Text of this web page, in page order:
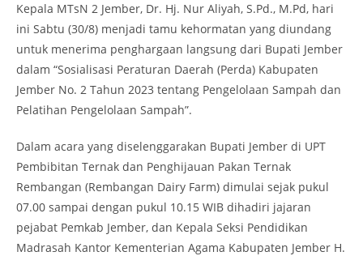
Kepala MTsN 2 Jember, Dr. Hj. Nur Aliyah, S.Pd., M.Pd, hari
ini Sabtu (30/8) menjadi tamu kehormatan yang diundang
untuk menerima penghargaan langsung dari Bupati Jember
dalam “Sosialisasi Peraturan Daerah (Perda) Kabupaten
Jember No. 2 Tahun 2023 tentang Pengelolaan Sampah dan
Pelatihan Pengelolaan Sampah”.
Dalam acara yang diselenggarakan Bupati Jember di UPT
Pembibitan Ternak dan Penghijauan Pakan Ternak
Rembangan (Rembangan Dairy Farm) dimulai sejak pukul
07.00 sampai dengan pukul 10.15 WIB dihadiri jajaran
pejabat Pemkab Jember, dan Kepala Seksi Pendidikan
Madrasah Kantor Kementerian Agama Kabupaten Jember H.